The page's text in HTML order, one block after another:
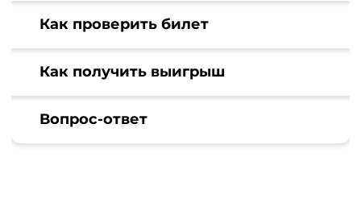
Как проверить билет
Как получить выигрыш
Вопрос-ответ